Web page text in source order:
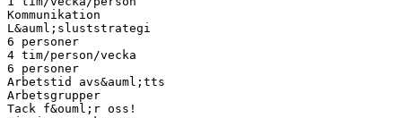
Kommunikation
L&auml;sluststrategi
6 personer
4 tim/person/vecka
6 personer
Arbetstid avs&auml;tts
Arbetsgrupper
Tack f&ouml;r oss!